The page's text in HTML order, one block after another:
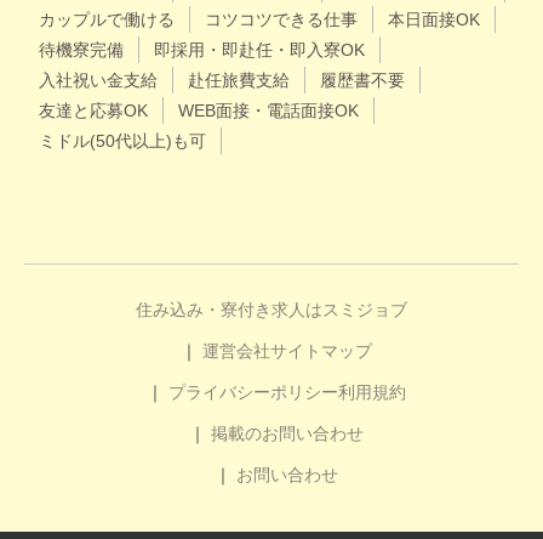
カップルで働ける
コツコツできる仕事
本日面接OK
待機寮完備
即採用・即赴任・即入寮OK
入社祝い金支給
赴任旅費支給
履歴書不要
友達と応募OK
WEB面接・電話面接OK
ミドル(50代以上)も可
住み込み・寮付き求人はスミジョブ
運営会社サイトマップ
プライバシーポリシー利用規約
掲載のお問い合わせ
お問い合わせ